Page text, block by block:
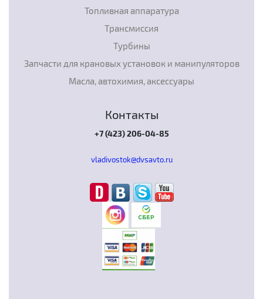
Топливная аппаратура
Трансмиссия
Турбины
Запчасти для крановых установок и манипуляторов
Масла, автохимия, аксессуары
Контакты
+7 (423) 206-04-85
vladivostok@dvsavto.ru